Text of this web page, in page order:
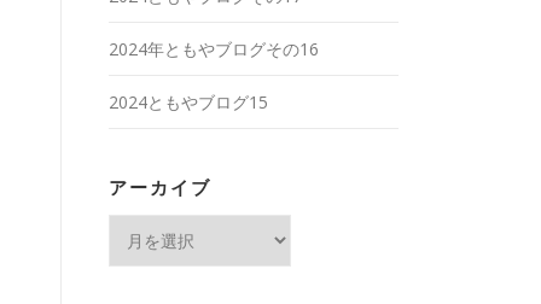
2024年ともやブログその16
2024ともやブログ15
アーカイブ